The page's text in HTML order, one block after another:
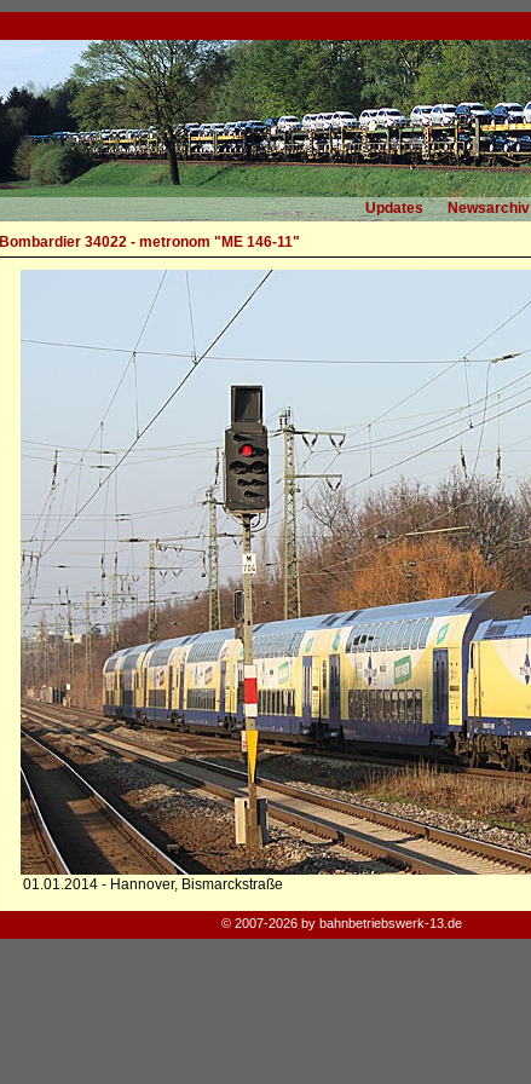
Updates Newsarchiv
Bombardier 34022 - metronom "ME 146-11"
01.01.2014 - Hannover, Bismarckstraße
© 2007-2026 by bahnbetriebswerk-13.de